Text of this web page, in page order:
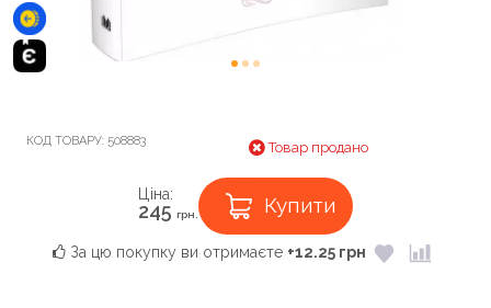
КОД ТОВАРУ: 508883 Товар продано
Ціна:
245 грн. Купити
За цю покупку ви отримаєте +12.25 грн